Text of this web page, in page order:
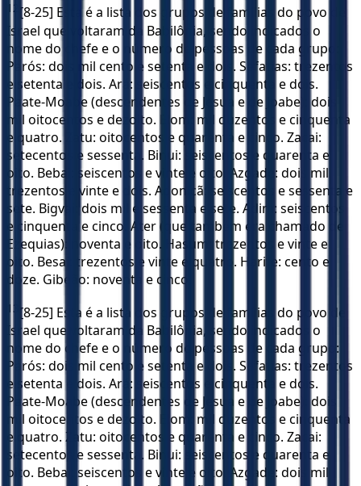
12 [8-25] Esta é a lista dos grupos de famílias do povo de
Israel que voltaram da Babilônia, sendo indicados o
nome do chefe e o número de pessoas de cada grupo:
Parós: dois mil cento e setenta e dois. Sefatias: trezentos
e setenta e dois. Ará: seiscentos e cinquenta e dois.
Paate-Moabe (descendentes de Jesua e de Joabe): dois
mil oitocentos e dezoito. Elom: mil duzentos e cinquenta
e quatro. Zatu: oitocentos e quarenta e cinco. Zacai:
setecentos e sessenta. Binui: seiscentos e quarenta e
oito. Bebai: seiscentos e vinte e oito. Azgade: dois mil
trezentos e vinte e dois. Adonicã: seiscentos e sessenta e
sete. Bigvai: dois mil e sessenta e sete. Adim: seiscentos
e cinquenta e cinco. Ater (que também era chamado de
Ezequias): noventa e oito. Hasum: trezentos e vinte e
oito. Besai: trezentos e vinte e quatro. Harife: cento e
doze. Gibeão: noventa e cinco.
13 [8-25] Esta é a lista dos grupos de famílias do povo de
Israel que voltaram da Babilônia, sendo indicados o
nome do chefe e o número de pessoas de cada grupo:
Parós: dois mil cento e setenta e dois. Sefatias: trezentos
e setenta e dois. Ará: seiscentos e cinquenta e dois.
Paate-Moabe (descendentes de Jesua e de Joabe): dois
mil oitocentos e dezoito. Elom: mil duzentos e cinquenta
e quatro. Zatu: oitocentos e quarenta e cinco. Zacai:
setecentos e sessenta. Binui: seiscentos e quarenta e
oito. Bebai: seiscentos e vinte e oito. Azgade: dois mil